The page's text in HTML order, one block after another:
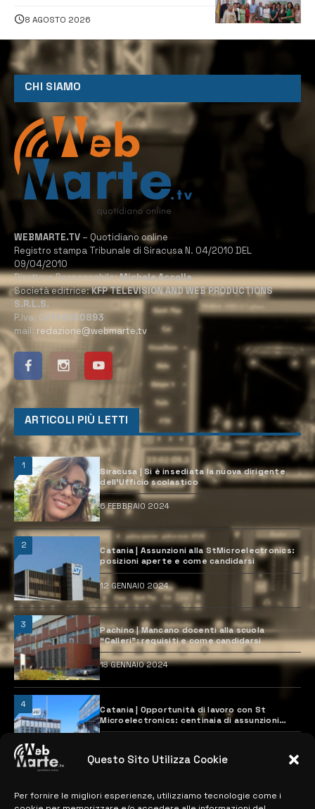
Questo Sito Utilizza Cookie
Per fornire le migliori esperienze, utilizziamo tecnologie come i
Servizio Legale
8 AGOSTO 2026
CHI SIAMO
WEBMARTE.TV – Quotidiano online
Registro stampa Tribunale di Siracusa N. 04/2010 DEL
09/04/2010
Direttore Responsabile:Michele Accolla
Società editrice:KFP TELEVISION AND WEB PRODUCTIONS
S.R.L.S.
P.Iva: 02184950893
mail: redazione@webmarte.tv
ARTICOLI PIÙ LETTI
1
Siracusa | Si è insediata la nuova dirigente
dell’Ufficio scolastico
6 FEBBRAIO 2024
2
Catania | Assunzioni alla StMicroelectronics:
posizioni aperte e come candidarsi
12 GENNAIO 2024
3
Pachino | Mancano docenti alla scuola
“Calleri”: requisiti e come candidarsi
18 GENNAIO 2024
4
Catania | Opportunità di lavoro con St
Microelectronics: centinaia di assunzioni
previste
MAPPA DEL SITO